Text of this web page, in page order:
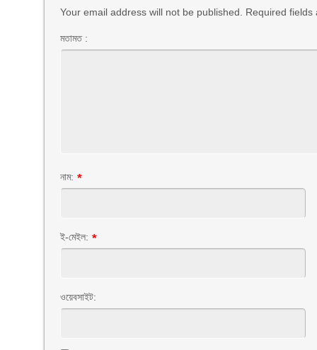
Your email address will not be published. Required fields
মতামত :
নাম: *
ই-মেইল: *
ওয়েবসাইট: